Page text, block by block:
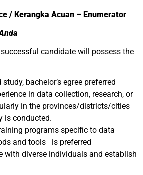
/ Kerangka Acuan – Enumerator
candidate will possess the
bachelor’s egree preferred
in data collection, research, or
in the provinces/districts/cities
is conducted.
programs specific to data
and tools is preferred
with diverse individuals and establish